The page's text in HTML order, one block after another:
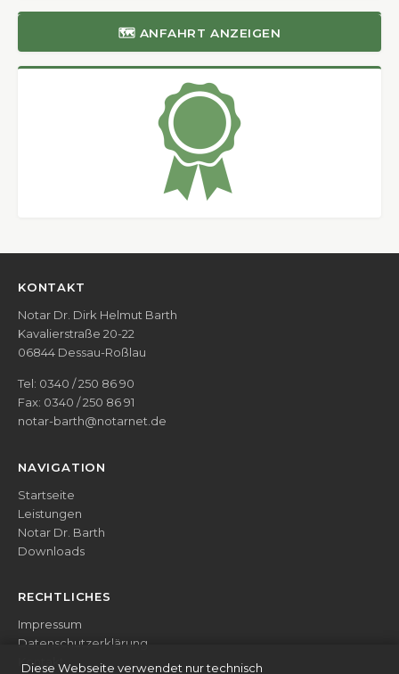
🗺 ANFAHRT ANZEIGEN
KONTAKT
Notar Dr. Dirk Helmut Barth
Kavalierstraße 20-22
06844 Dessau-Roßlau
Tel: 0340 / 250 86 90
Fax: 0340 / 250 86 91
notar-barth@notarnet.de
NAVIGATION
Startseite
Leistungen
Notar Dr. Barth
Downloads
RECHTLICHES
Impressum
Datenschutzerklärung
Kontakt
Diese Webseite verwendet nur technisch